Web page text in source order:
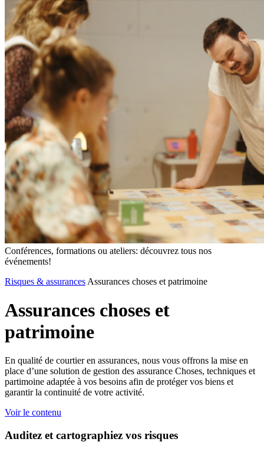
Conférences, formations ou ateliers: découvrez tous nos
événements!
Risques & assurances Assurances choses et patrimoine
Assurances choses et
patrimoine
En qualité de courtier en assurances, nous vous offrons la mise en
place d’une solution de gestion des assurance Choses, techniques et
partimoine adaptée à vos besoins afin de protéger vos biens et
garantir la continuité de votre activité.
Voir le contenu
Auditez et cartographiez vos risques